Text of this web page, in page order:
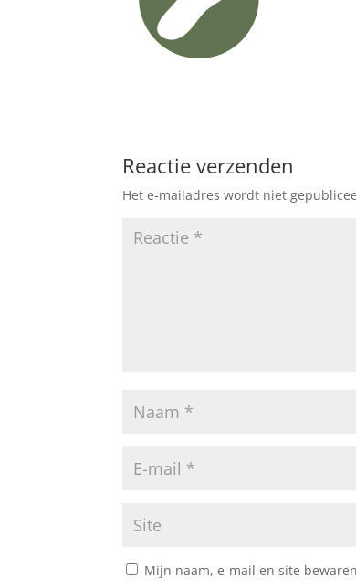
Reactie verzenden
Het e-mailadres wordt niet
Mijn naam, e-mail en site